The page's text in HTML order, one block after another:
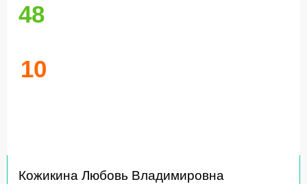
48
10
Кожикина Любовь Владимировна